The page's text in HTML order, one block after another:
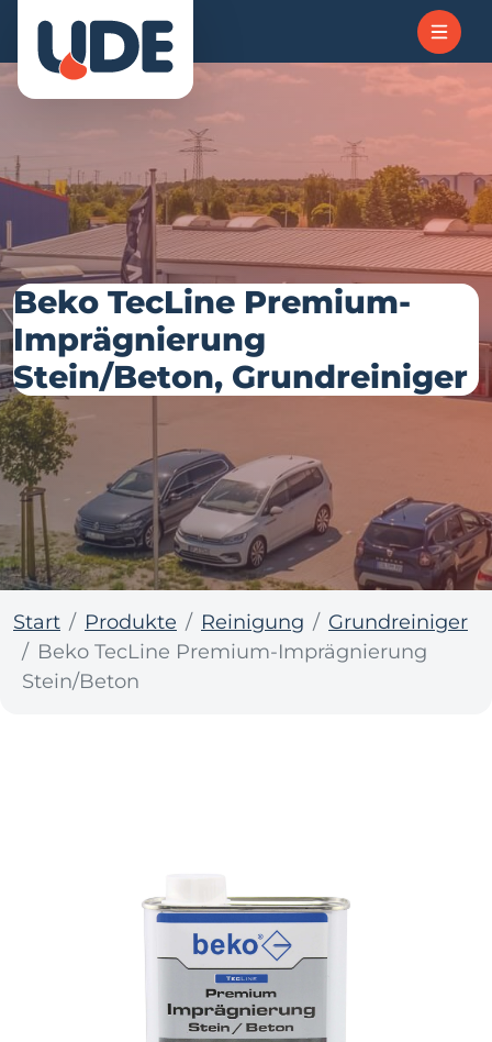
Beko TecLine Premium-
Imprägnierung
Stein/Beton, Grundreiniger
Start Produkte Reinigung
Grundreiniger
Beko TecLine Premium-Imprägnierung
Stein/Beton